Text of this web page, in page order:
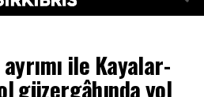
ile Kayalar-
güzergâhında yol